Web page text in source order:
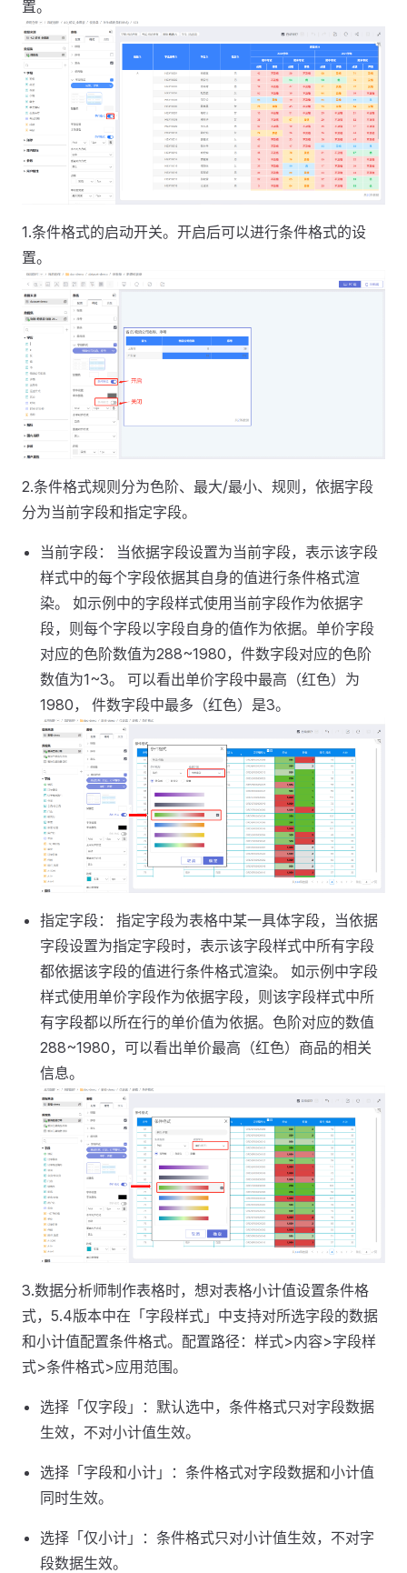
置。
1.条件格式的启动开关。开启后可以进行条件格式的设
置。
2.条件格式规则分为色阶、最大/最小、规则，依据字段
分为当前字段和指定字段。
当前字段： 当依据字段设置为当前字段，表示该字段
样式中的每个字段依据其自身的值进行条件格式渲
染。 如示例中的字段样式使用当前字段作为依据字
段，则每个字段以字段自身的值作为依据。单价字段
对应的色阶数值为288~1980，件数字段对应的色阶
数值为1~3。 可以看出单价字段中最高（红色）为
1980， 件数字段中最多（红色）是3。
指定字段： 指定字段为表格中某一具体字段，当依据
字段设置为指定字段时，表示该字段样式中所有字段
都依据该字段的值进行条件格式渲染。 如示例中字段
样式使用单价字段作为依据字段，则该字段样式中所
有字段都以所在行的单价值为依据。色阶对应的数值
288~1980，可以看出单价最高（红色）商品的相关
信息。
3.数据分析师制作表格时，想对表格小计值设置条件格
式，5.4版本中在「字段样式」中支持对所选字段的数据
和小计值配置条件格式。配置路径：样式>内容>字段样
式>条件格式>应用范围。
选择「仅字段」：默认选中，条件格式只对字段数据
生效，不对小计值生效。
选择「字段和小计」：条件格式对字段数据和小计值
同时生效。
选择「仅小计」：条件格式只对小计值生效，不对字
段数据生效。